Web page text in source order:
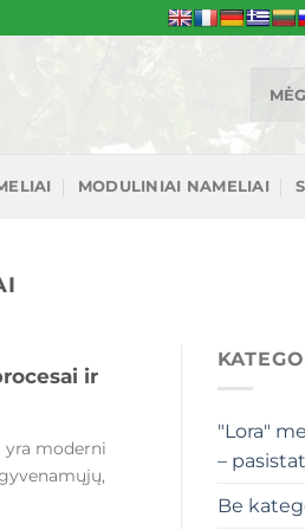
MODULINIAI NAMELIAI
ir
yra moderni
"Lora"
–
Be